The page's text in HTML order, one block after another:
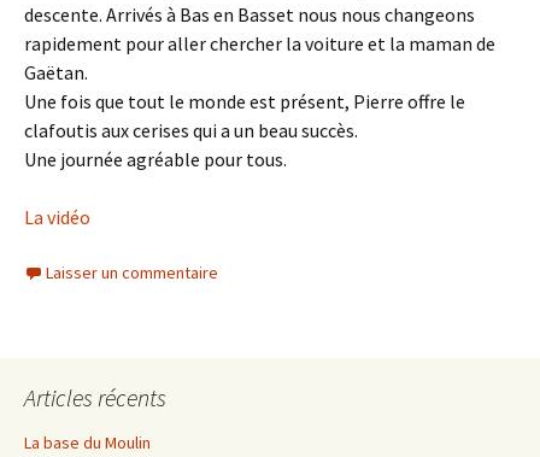
descente. Arrivés à Bas en Basset nous nous changeons
rapidement pour aller chercher la voiture et la maman de
Gaëtan.
Une fois que tout le monde est présent, Pierre offre le
clafoutis aux cerises qui a un beau succès.
Une journée agréable pour tous.
La vidéo
Laisser un commentaire
Articles récents
La base du Moulin